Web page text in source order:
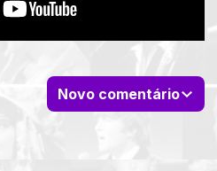
Novo comentário